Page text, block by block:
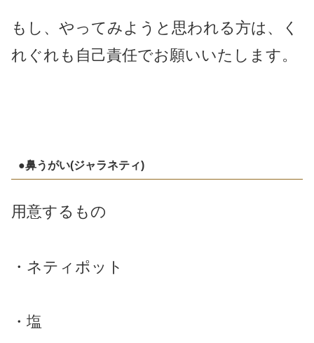
もし、やってみようと思われる方は、く
れぐれも自己責任でお願いいたします。
●鼻うがい(ジャラネティ)
用意するもの
・ネティポット
・塩